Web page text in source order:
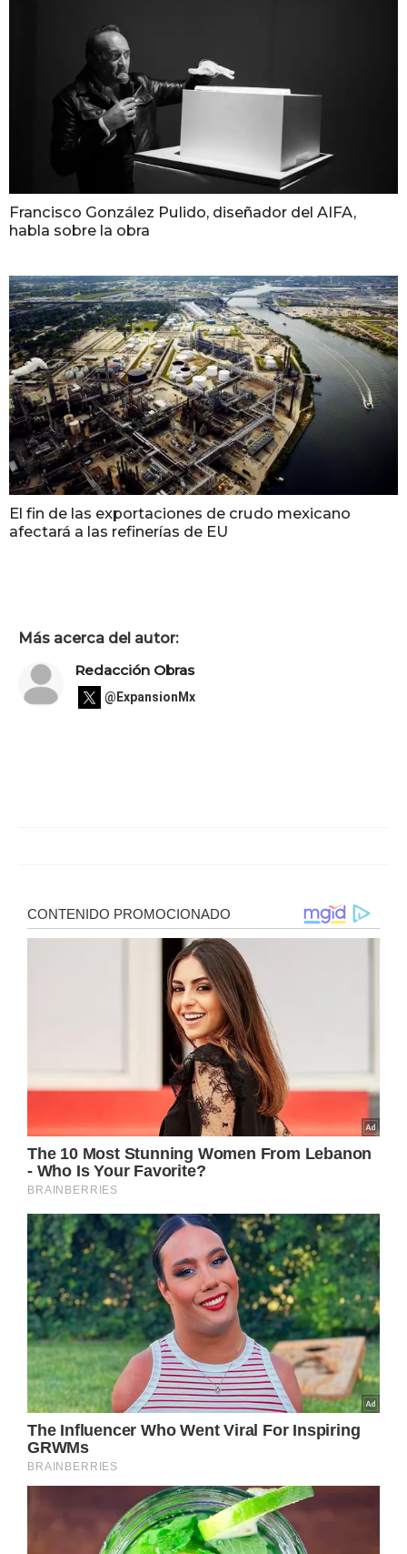
Francisco González Pulido, diseñador del AIFA,
habla sobre la obra
El fin de las exportaciones de crudo mexicano
afectará a las refinerías de EU
Más acerca del autor:
Redacción Obras
@ExpansionMx